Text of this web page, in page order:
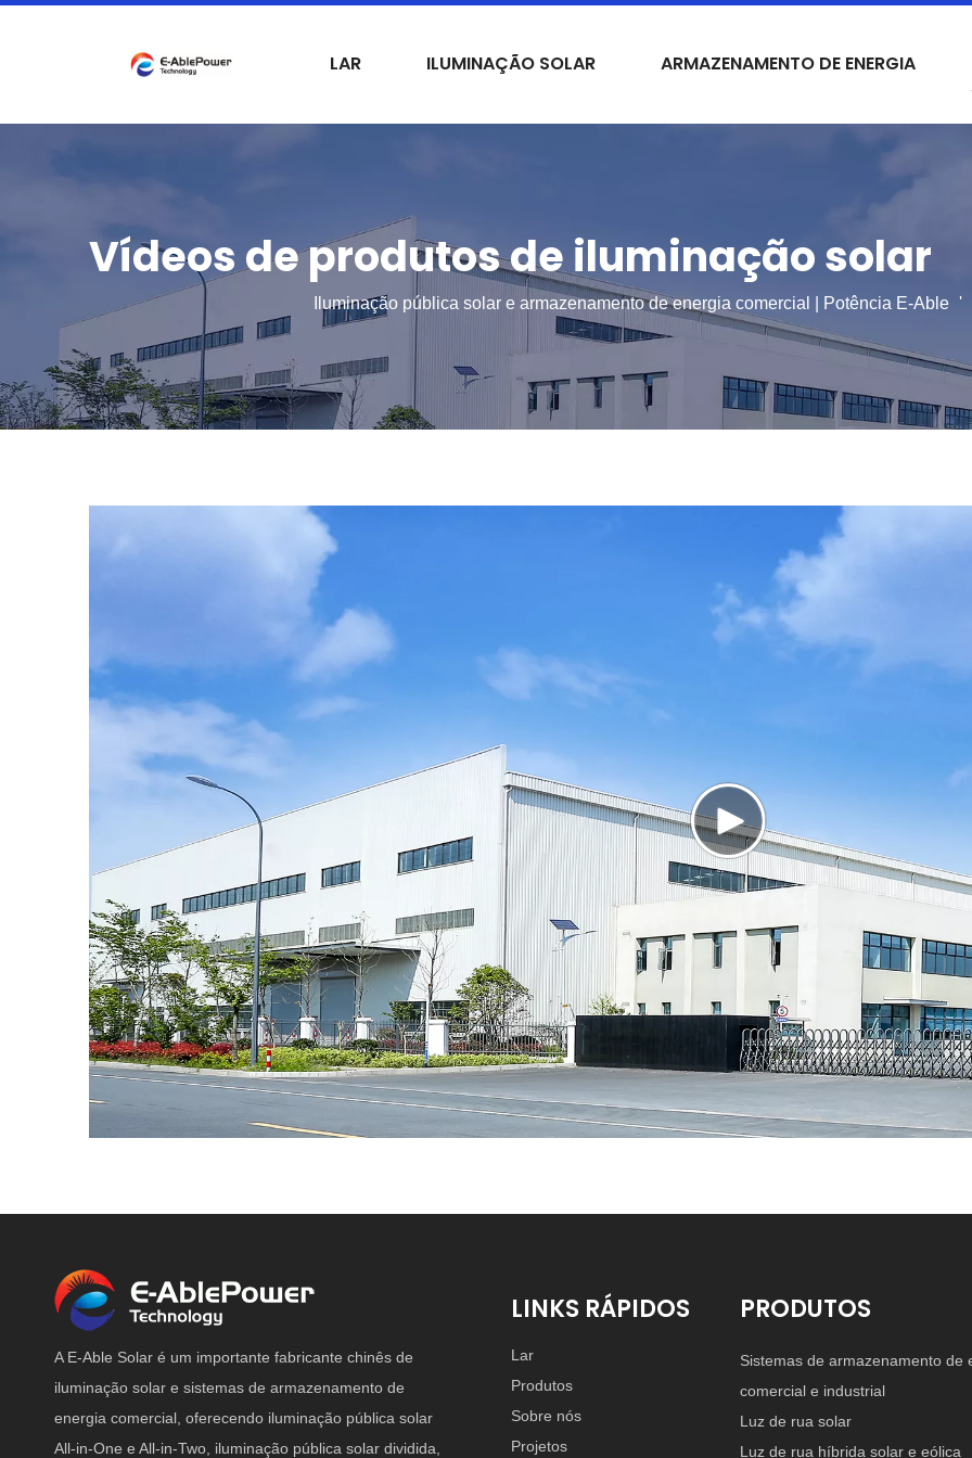
LAR ILUMINAÇÃO SOLAR ARMAZENAMENTO DE ENERGIA
Vídeos de produtos de iluminação solar
Iluminação pública solar e armazenamento de energia comercial | Potência E-Able '
A E-Able Solar é um importante fabricante chinês de
iluminação solar e sistemas de armazenamento de
energia comercial, oferecendo iluminação pública solar
All-in-One e All-in-Two, iluminação pública solar dividida,
LINKS RÁPIDOS
Lar
Produtos
Sobre nós
Projetos
PRODUTOS
Sistemas de armazenamento de
comercial e industrial
Luz de rua solar
Luz de rua híbrida solar e eólica